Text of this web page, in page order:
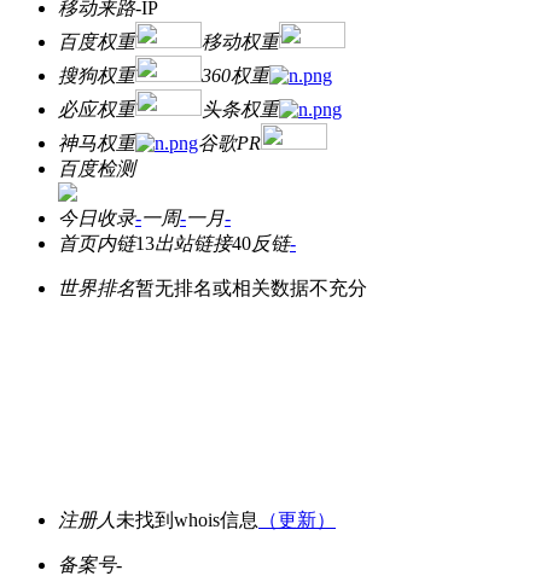
移动来路-IP
百度权重
移动权重
搜狗权重
360权重
必应权重
头条权重
神马权重
谷歌PR
百度检测
今日收录-一周-一月-
首页内链13出站链接40反链-
世界排名暂无排名或相关数据不充分
注册人 未找到whois信息 （更新）
备案号-